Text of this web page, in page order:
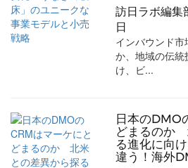
訪日ラボ編集
日
インバウンド
か、地域の伝
け、ビ...
日本のDMO
どまるのか
る進化に向
違う！海外